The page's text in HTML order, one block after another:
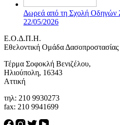
Δωρεά από τη Σχολή Οδηγών
22/05/2026
Ε.Ο.Δ.Π.Η.
Eθελοντική Ομάδα
Τέρμα Σοφοκλή Βενιζέλου,
Ηλιούπολη, 16343
Αττική
τηλ: 210 9930273
fax: 210 9941699